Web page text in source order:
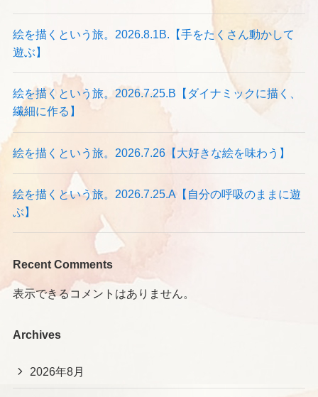
絵を描くという旅。2026.8.1B.【手をたくさん動かして
遊ぶ】
絵を描くという旅。2026.7.25.B【ダイナミックに描く、
繊細に作る】
絵を描くという旅。2026.7.26【大好きな絵を味わう】
絵を描くという旅。2026.7.25.A【自分の呼吸のままに遊
ぶ】
Recent Comments
表示できるコメントはありません。
Archives
2026年8月